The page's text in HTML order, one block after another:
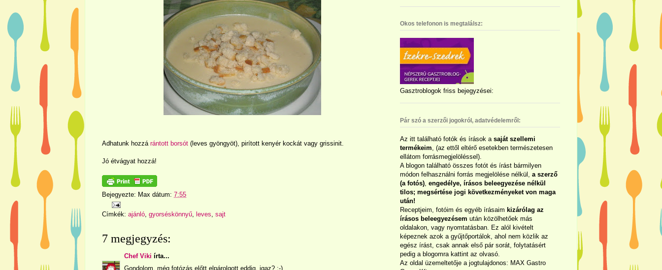
Adhatunk hozzá rántott borsót (leves gyöngyöt), pirított kenyér kockát vagy grissinit.
Jó étvágyat hozzá!
Bejegyezte: Max dátum: 7:55
Címkék: ajánló, gyorséskönnyű, leves, sajt
7 megjegyzés:
Chef Viki írta...
Gondolom, még fotózás előtt elpárolgott eddig, igaz? :-)
Okos telefonon is megtalálsz:
Gasztroblogok friss bejegyzései:
Pár szó a szerzői jogokról, adatvédelemről:
Az itt található fotók és írások a saját szellemi
termékeim , (az ettől eltérő esetekben természetesen
ellátom forrásmegjelöléssel).
A blogon található összes fotót és írást bármilyen
módon felhasználni forrás megjelölése nélkül, a szerző
(a fotós) engedélye, írásos beleegyezése nélkül
tilos; megsértése jogi következményeket von maga
után!
Receptjeim, fotóim és egyéb írásaim kizárólag az
írásos beleegyezésem után közölhetőek más
oldalakon, vagy nyomtatásban. Ez alól kivételt
képeznek azok a gyűjtőportálok, ahol nem közlik az
egész írást, csak annak első pár sorát, folytatásért
pedig a blogomra kattint az olvasó.
Az oldal üzemeltetője a jogtulajdonos: MAX Gastro